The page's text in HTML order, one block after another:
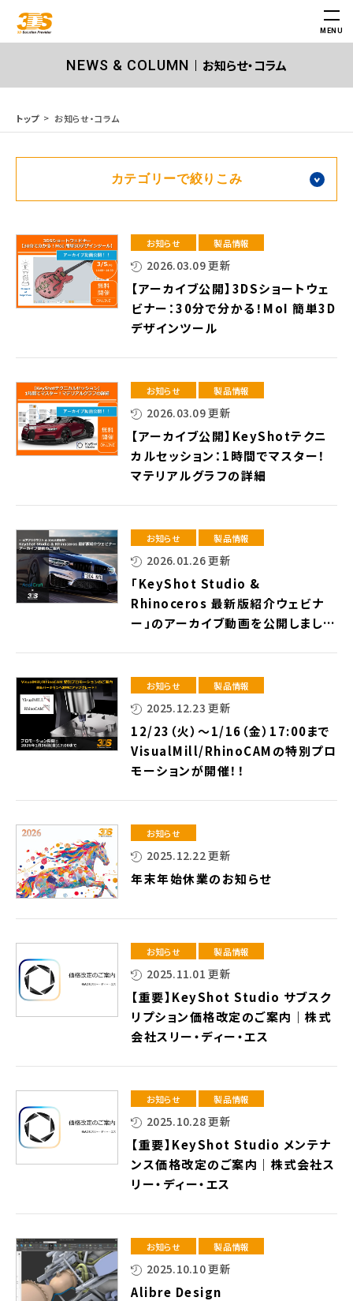
MENU
NEWS & COLUMN お知らせ・コラム
トップ お知らせ・コラム
カテゴリーで絞りこみ
お知らせ 製品情報
2026.03.09 更新
【アーカイブ公開】3DSショートウェ
ビナー：30分で分かる！MoI 簡単3D
デザインツール
お知らせ 製品情報
2026.03.09 更新
【アーカイブ公開】KeyShotテクニ
カルセッション：1時間でマスター！
マテリアルグラフの詳細
お知らせ 製品情報
2026.01.26 更新
「KeyShot Studio &
Rhinoceros 最新版紹介ウェビナ
ー」のアーカイブ動画を公開しまし
お知らせ 製品情報
2025.12.23 更新
12/23（火）～1/16（金）17:00まで
VisualMill/RhinoCAMの特別プロ
モーションが開催！！
お知らせ
2025.12.22 更新
年末年始休業のお知らせ
お知らせ 製品情報
2025.11.01 更新
【重要】KeyShot Studio サブスク
リプション価格改定のご案内｜株式
会社スリー・ディー・エス
お知らせ 製品情報
2025.10.28 更新
【重要】KeyShot Studio メンテナ
ンス価格改定のご案内｜株式会社ス
リー・ディー・エス
お知らせ 製品情報
2025.10.10 更新
Alibre Design